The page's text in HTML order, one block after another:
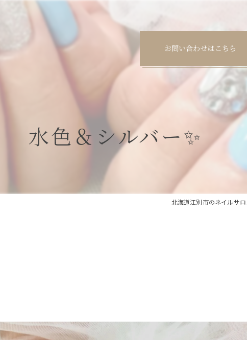
お問い合わせはこちら
水色＆シルバー✨
北海道江別市のネイルサ